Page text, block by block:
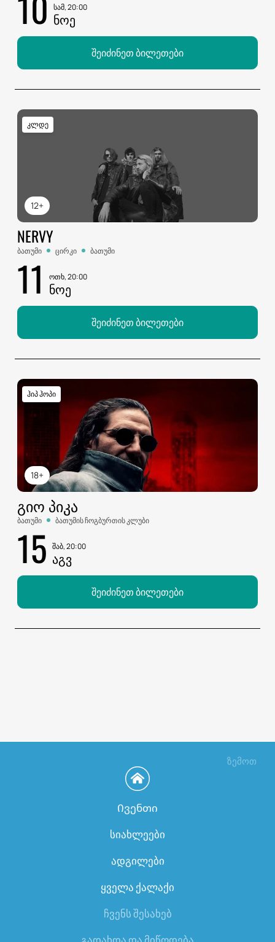
სამ, 20:00
ᲜᲝᲔ
შეიძინეთ ბილეთები
12+
კლდე
NERVY
ბათუმი ცირკი ბათუმი
11 ოთხ, 20:00
ᲜᲝᲔ
შეიძინეთ ბილეთები
18+
ჰიპ ჰოპი
ᲒᲘᲝ ᲞᲘᲙᲐ
ბათუმი ბათუმის ჩოგბურთის კლუბი
15 შაბ, 20:00
ᲐᲒᲕ
შეიძინეთ ბილეთები
ზემოთ
Ივენთი
სიახლეები
ადგილები
ყველა ქალაქი
ჩვენს შესახებ